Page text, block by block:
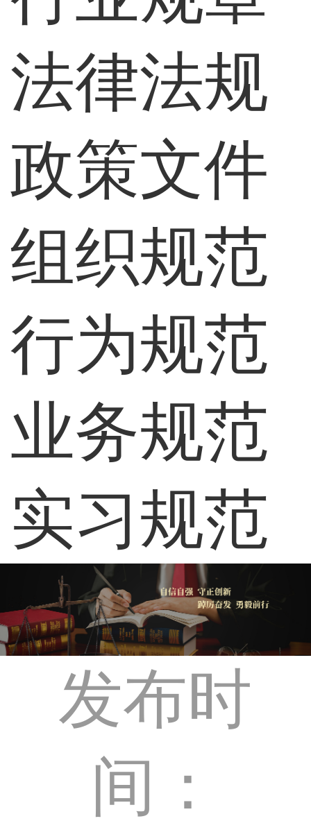
法律法规
政策文件
组织规范
行为规范
业务规范
实习规范
发布时
间：